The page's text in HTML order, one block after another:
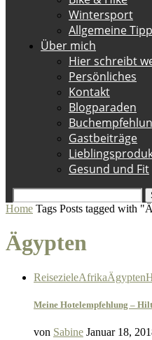
Wintersport
Allgemeine
Über mich
Hier schreibt
Persönliches
Kontakt
Blogparaden
Gastbeiträge
Gesund und Fit
Home Tags Posts tagged with
Ägypten
ReisezieleAfrikaÄgypten
Meine Hotelempfehlung –
von Sabine Januar 18,